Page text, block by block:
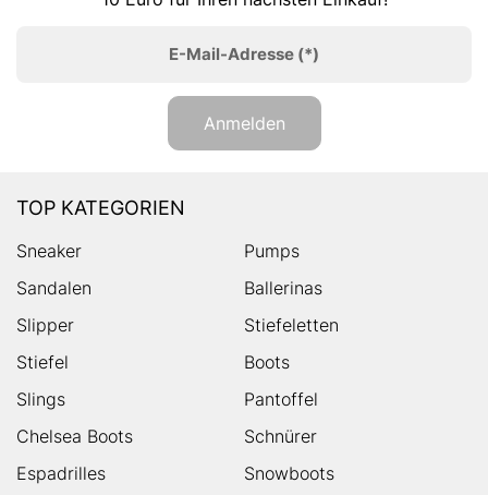
E-Mail-Adresse (*)
Anmelden
TOP KATEGORIEN
Sneaker
Pumps
Sandalen
Ballerinas
Slipper
Stiefeletten
Stiefel
Boots
Slings
Pantoffel
Chelsea Boots
Schnürer
Espadrilles
Snowboots